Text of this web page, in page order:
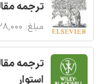
ترجمه
مبلغ: ۱۲۸,۰۰۰ تومان
ترجمه
استوار